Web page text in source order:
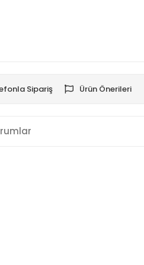
Sipariş Ürün Önerileri